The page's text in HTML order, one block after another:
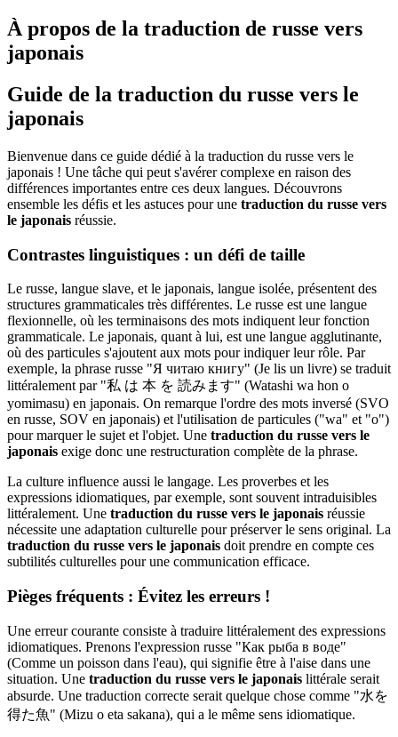
À propos de la traduction de russe vers
japonais
Guide de la traduction du russe vers le
japonais
Bienvenue dans ce guide dédié à la traduction du russe vers le
japonais ! Une tâche qui peut s'avérer complexe en raison des
différences importantes entre ces deux langues. Découvrons
ensemble les défis et les astuces pour une traduction du russe vers
le japonais réussie.
Contrastes linguistiques : un défi de taille
Le russe, langue slave, et le japonais, langue isolée, présentent des
structures grammaticales très différentes. Le russe est une langue
flexionnelle, où les terminaisons des mots indiquent leur fonction
grammaticale. Le japonais, quant à lui, est une langue agglutinante,
où des particules s'ajoutent aux mots pour indiquer leur rôle. Par
exemple, la phrase russe "Я читаю книгу" (Je lis un livre) se traduit
littéralement par "私 は 本 を 読みます" (Watashi wa hon o
yomimasu) en japonais. On remarque l'ordre des mots inversé (SVO
en russe, SOV en japonais) et l'utilisation de particules ("wa" et "o")
pour marquer le sujet et l'objet. Une traduction du russe vers le
japonais exige donc une restructuration complète de la phrase.
La culture influence aussi le langage. Les proverbes et les
expressions idiomatiques, par exemple, sont souvent intraduisibles
littéralement. Une traduction du russe vers le japonais réussie
nécessite une adaptation culturelle pour préserver le sens original. La
traduction du russe vers le japonais doit prendre en compte ces
subtilités culturelles pour une communication efficace.
Pièges fréquents : Évitez les erreurs !
Une erreur courante consiste à traduire littéralement des expressions
idiomatiques. Prenons l'expression russe "Как рыба в воде"
(Comme un poisson dans l'eau), qui signifie être à l'aise dans une
situation. Une traduction du russe vers le japonais littérale serait
absurde. Une traduction correcte serait quelque chose comme "水を
得た魚" (Mizu o eta sakana), qui a le même sens idiomatique.